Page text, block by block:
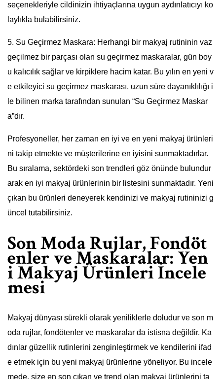
seçenekleriyle cildinizin ihtiyaçlarına uygun aydınlatıcıyı ko
laylıkla bulabilirsiniz.
5. Su Geçirmez Maskara: Herhangi bir makyaj rutininin vaz
geçilmez bir parçası olan su geçirmez maskaralar, gün boy
u kalıcılık sağlar ve kirpiklere hacim katar. Bu yılın en yeni v
e etkileyici su geçirmez maskarası, uzun süre dayanıklılığı i
le bilinen marka tarafından sunulan “Su Geçirmez Maskar
a”dır.
Profesyoneller, her zaman en iyi ve en yeni makyaj ürünleri
ni takip etmekte ve müşterilerine en iyisini sunmaktadırlar.
Bu sıralama, sektördeki son trendleri göz önünde bulundur
arak en iyi makyaj ürünlerinin bir listesini sunmaktadır. Yeni
çıkan bu ürünleri deneyerek kendinizi ve makyaj rutininizi g
üncel tutabilirsiniz.
Son Moda Rujlar, Fondöt
enler ve Maskaralar: Yen
i Makyaj Ürünleri İncele
mesi
Makyaj dünyası sürekli olarak yeniliklerle doludur ve son m
oda rujlar, fondötenler ve maskaralar da istisna değildir. Ka
dınlar güzellik rutinlerini zenginleştirmek ve kendilerini ifad
e etmek için bu yeni makyaj ürünlerine yöneliyor. Bu incele
mede, size en son çıkan ve trend olan makyaj ürünlerini ta